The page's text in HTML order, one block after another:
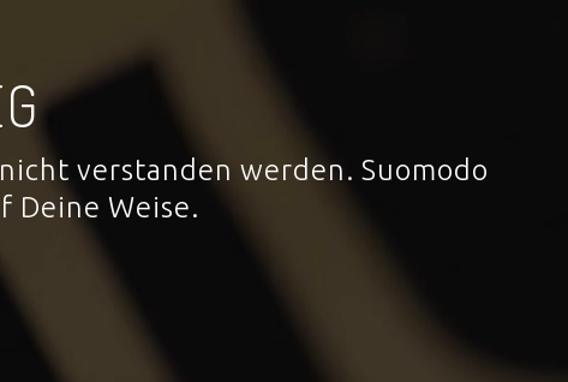
verstanden werden. Suomodo
Deine Weise.